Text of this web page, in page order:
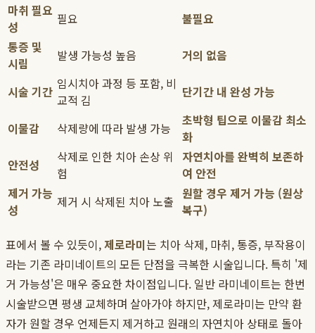
마취 필요
성
필요
불필요
통증 및
시림
발생 가능성 높음 거의 없음
시술 기간 임시치아 과정 등 포함, 비
교적 김
단기간 내 완성 가능
이물감 삭제량에 따라 발생 가능
초박형 팁으로 이물감 최소
화
안전성
삭제로 인한 치아 손상 위
험
자연치아를 완벽히 보존하
여 안전
제거 가능
성
제거 시 삭제된 치아 노출 원할 경우 제거 가능 (원상
복구)
표에서 볼 수 있듯이,제로라미는 치아 삭제, 마취, 통증, 부작용이
라는 기존 라미네이트의 모든 단점을 극복한 시술입니다. 특히 '제
거 가능성'은 매우 중요한 차이점입니다. 일반 라미네이트는 한번
시술받으면 평생 교체하며 살아가야 하지만, 제로라미는 만약 환
자가 원할 경우 언제든지 제거하고 원래의 자연치아 상태로 돌아